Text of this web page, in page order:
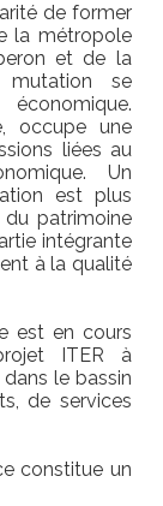
de former
la métropole
et de la
mutation se
occupe une
liées au
Un
est plus
du patrimoine
intégrante
à la qualité
est en cours
ITER à
le bassin
de services
constitue un